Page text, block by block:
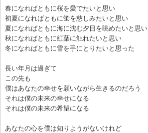
春になればともに桜を愛でたいと思い
初夏になればともに蛍を慈しみたいと思い
夏になればともに海に沈む夕日を眺めたいと思い
秋になればともに紅葉に触れたいと思い
冬になればともに雪を手にとりたいと思った
長い年月は過ぎて
この先も
僕はあなたの幸せを願いながら生きるのだろう
それは僕の未来の幸せになる
それは僕の未来の希望になる
あなたの心を僕は知りようがないけれど